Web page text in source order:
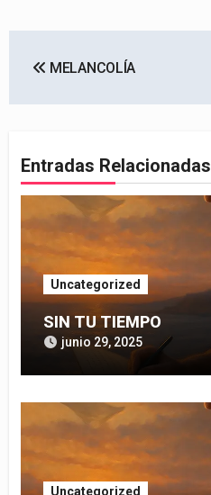
de
MELANCOLÍA
Entradas Relacionadas
Uncategorized
SIN TU TIEMPO
junio 29, 2025
Uncategorized